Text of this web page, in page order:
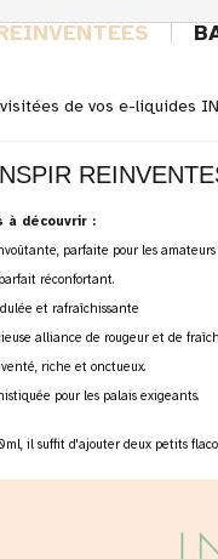
de vos e-liquides
à découvrir :
parfaite pour les amateurs
réconfortant.
et rafraîchissante
alliance de rougeur et de
riche et onctueux.
pour les palais exigeants.
il suffit d'ajouter deux petits